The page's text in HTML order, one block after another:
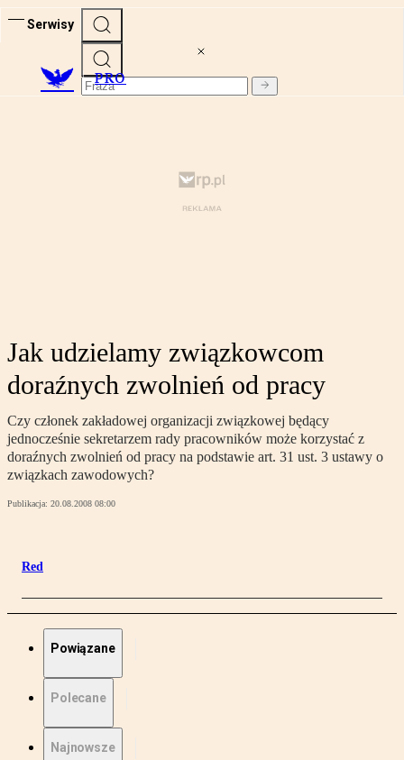
Serwisy
PRO
Jak udzielamy związkowcom
doraźnych zwolnień od pracy
Czy członek zakładowej organizacji związkowej będący
jednocześnie sekretarzem rady pracowników może korzystać z
doraźnych zwolnień od pracy na podstawie art. 31 ust. 3 ustawy o
związkach zawodowych?
Publikacja: 20.08.2008 08:00
Red
Powiązane
Polecane
Najnowsze